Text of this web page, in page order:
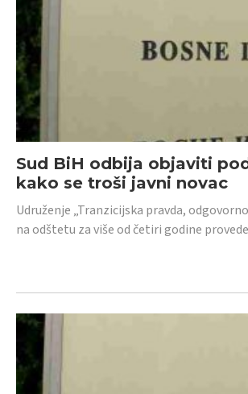
Sud BiH odbija objaviti
kako se troši javni novac
Udruženje „Tranzicijska pravda,
na odštetu za više od četiri godine